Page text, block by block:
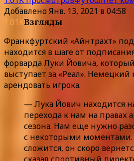
ДобавленоЯнв. 13, 2021 в 04:58
1.01KВзгляды
Франкфуртский «Айнтрахт»
находится в шаге от
форварда Луки Йовича,
выступает за «Реал». Немецкий
арендовать игрока.
— Лука Йович находится
перехода к нам на правах
сезона. Нам еще нужно
с некоторыми моментами.
сложится, он скоро